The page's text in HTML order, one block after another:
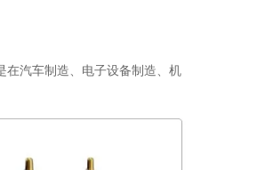
在汽车制造、电子设备制造、机